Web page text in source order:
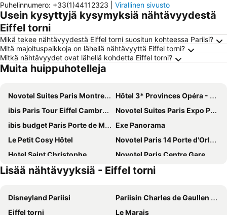
Puhelinnumero: +33(1)44112323 Virallinen sivusto
Usein kysyttyjä kysymyksiä nähtävyydestä
Eiffel torni
Mikä tekee nähtävyydestä Eiffel torni suositun kohteessa Pariisi?
Mitä majoituspaikkoja on lähellä nähtävyyttä Eiffel torni?
Mitkä nähtävyydet ovat lähellä kohdetta Eiffel torni?
Muita huippuhotelleja
Novotel Suites Paris Montreuil Vincennes
Hôtel 3* Provinces Opéra - Vacances Bleues
ibis Paris Tour Eiffel Cambronne 15ème
Novotel Suites Paris Expo Porte de Versailles
ibis budget Paris Porte de Montmartre
Exe Panorama
Le Petit Cosy Hôtel
Novotel Paris 14 Porte d'Orléans
Hotel Saint Christophe
Novotel Paris Centre Gare Montparnasse
Hôtel De Paris Opera
Hotel Bridget
ibis budget Orly Chevilly Tram 7
La Maison Montparnasse
Grand Hotel de Paris
Hotel Eiffel Petit Louvre
Lisää nähtävyyksiä - Eiffel torni
Disneyland Pariisi
Pariisin Charles de Gaullen lentokenttä
Eiffel torni
Le Marais